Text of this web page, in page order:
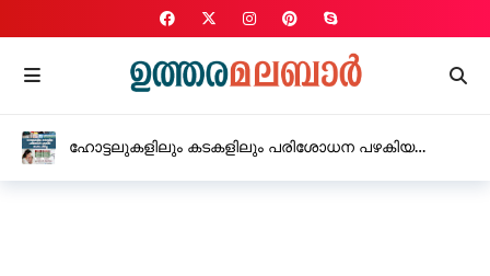
ഹോട്ടലുകളിലും കടകളിലും പരിശോധന പഴകിയ